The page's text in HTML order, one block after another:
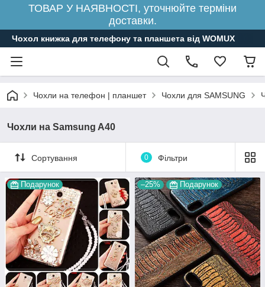
ТОВАР У НАЯВНОСТІ, уточнюйте терміни
доставки.
Чохол книжка для телефону та планшета від WOMUX
Чохли на телефон | планшет Чохли для SAMSUNG
Чохли на Samsung A40
Сортування 0 Фільтри
Подарунок –25% Подарунок